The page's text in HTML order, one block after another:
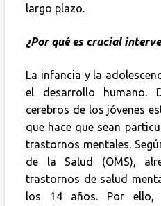
largo plazo.
¿Por qué es crucial
La infancia y la
el desarrollo humano.
cerebros de los jóvenes
que hace que sean
trastornos mentales.
de la Salud (OMS),
trastornos de salud
los 14 años. Por